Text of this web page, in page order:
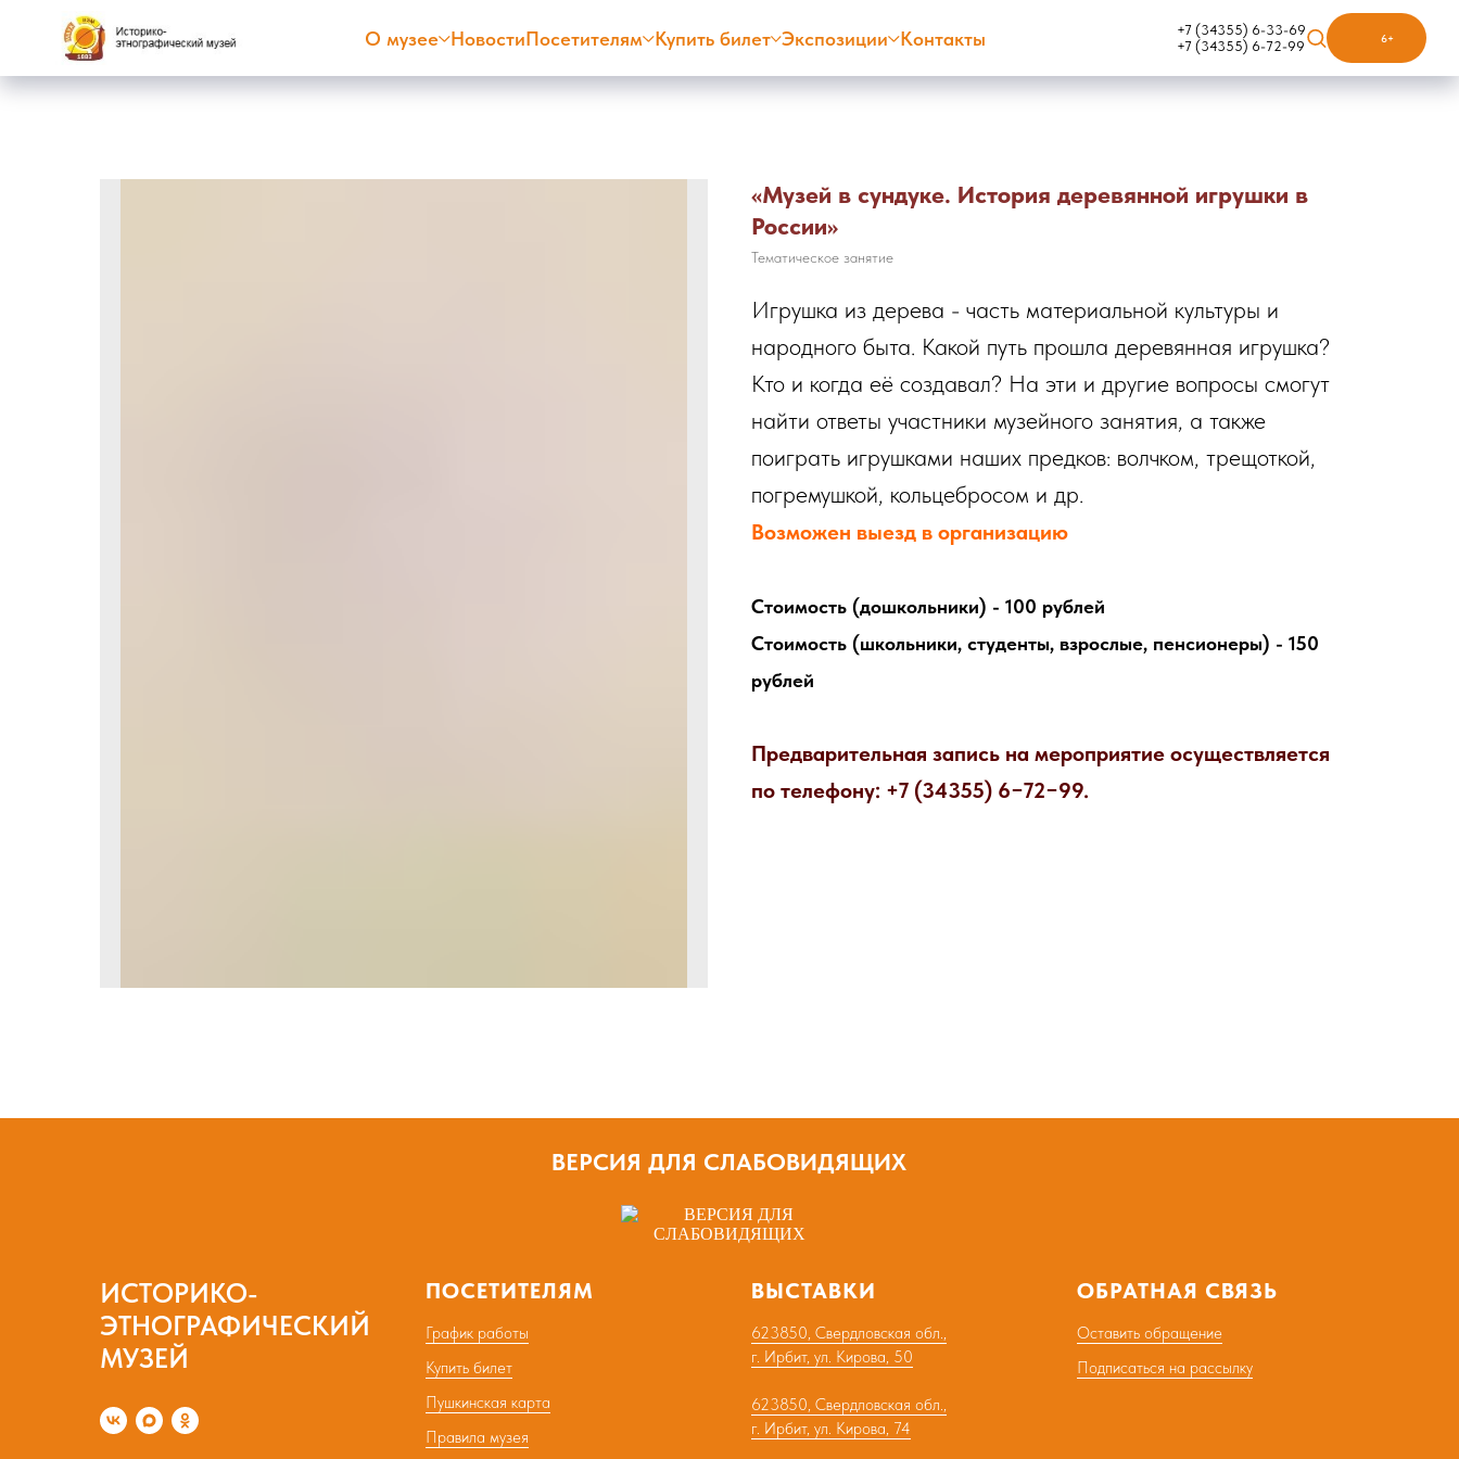
О музее НовостиПосетителям Купить билет Экспозиции Контакты
+7 (34355) 6-33-69
+7 (34355) 6-72-99
6+
«Музей в сундуке. История деревянной игрушки в
России»
Тематическое занятие
Игрушка из дерева - часть материальной культуры и
народного быта. Какой путь прошла деревянная игрушка?
Кто и когда её создавал? На эти и другие вопросы смогут
найти ответы участники музейного занятия, а также
поиграть игрушками наших предков: волчком, трещоткой,
погремушкой, кольцебросом и др.
Возможен выезд в организацию
Стоимость (дошкольники) - 100 рублей
Стоимость (школьники, студенты, взрослые, пенсионеры) - 150
рублей
Предварительная запись на мероприятие осуществляется
по телефону: +7 (34355) 6−72−99.
ВЕРСИЯ ДЛЯ СЛАБОВИДЯЩИХ
ИСТОРИКО-
ЭТНОГРАФИЧЕСКИЙ
МУЗЕЙ
ПОСЕТИТЕЛЯМ
График работы
Купить билет
Пушкинская карта
Правила музея
ВЫСТАВКИ
623850, Свердловская обл.,
г. Ирбит, ул. Кирова, 50
623850, Свердловская обл.,
г. Ирбит, ул. Кирова, 74
ОБРАТНАЯ СВЯЗЬ
Оставить обращение
Подписаться на рассылку